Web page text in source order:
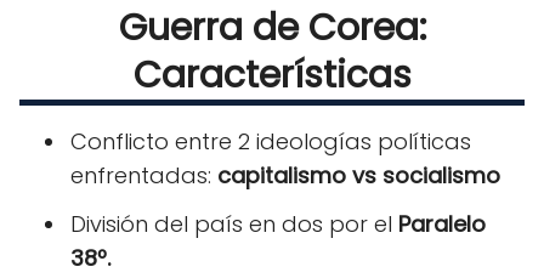
Guerra de Corea:
Características
Conflicto entre 2 ideologías políticas
enfrentadas: capitalismo vs socialismo
División del país en dos por el Paralelo
38º.